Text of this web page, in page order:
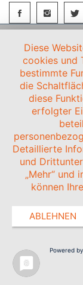
Diese
cookies und
bestimmte
die
diese
erfolgter
Detaillierte
und
„Mehr“ und
können
ABLEHNEN
Powered by